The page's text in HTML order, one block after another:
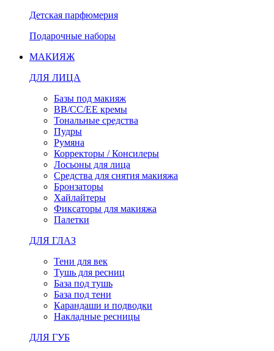
Детская парфюмерия
Подарочные наборы
МАКИЯЖ
ДЛЯ ЛИЦА
Базы под макияж
BB/CC/EE кремы
Тональные средства
Пудры
Румяна
Корректоры / Консилеры
Лосьоны для лица
Средства для снятия макияжа
Бронзаторы
Хайлайтеры
Фиксаторы для макияжа
Палетки
ДЛЯ ГЛАЗ
Тени для век
Тушь для ресниц
База под тушь
База под тени
Карандаши и подводки
Накладные ресницы
ДЛЯ ГУБ